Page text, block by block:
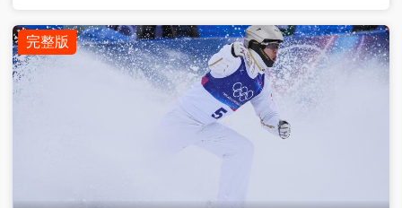
完整版